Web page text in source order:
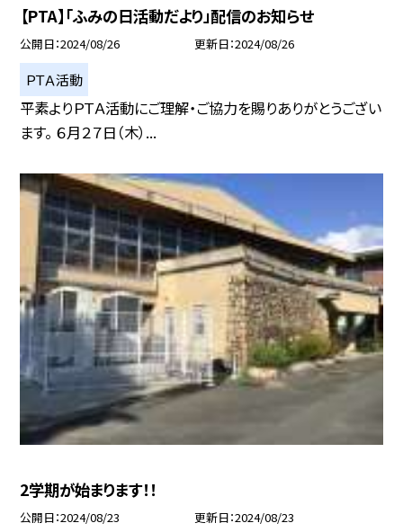
【PTA】「ふみの日活動だより」配信のお知らせ
公開日 2024/08/26 更新日 2024/08/26
ＰＴＡ活動
平素よりＰＴＡ活動にご理解・ご協力を賜りありがとうござい
ます。 ６月２７日（木）...
2学期が始まります！！
公開日 2024/08/23 更新日 2024/08/23